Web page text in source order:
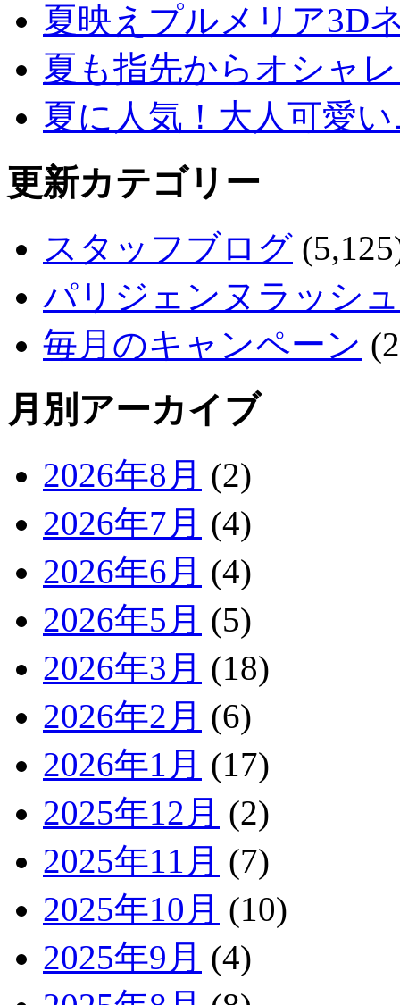
夏映えプルメリア3D
夏も指先からオシャ
夏に人気！大人可愛
更新カテゴリー
スタッフブログ
パリジェンヌラッシ
毎月のキャンペーン
月別アーカイブ
2026年8月 (2)
2026年7月 (4)
2026年6月 (4)
2026年5月 (5)
2026年3月 (18)
2026年2月 (6)
2026年1月 (17)
2025年12月 (2)
2025年11月 (7)
2025年10月 (10)
2025年9月 (4)